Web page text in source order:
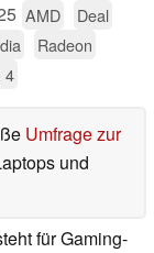
AMD
Deal
Radeon
4
Umfrage zur
und
für Gaming-